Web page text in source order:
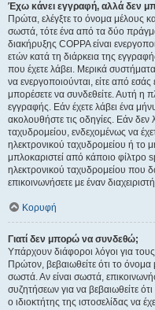
Έχω κάνει εγγραφή, αλλά δεν
Πρώτα, ελέγξτε το όνομα μέλους
σωστά, τότε ένα από τα δύο
διακήρυξης COPPA είναι
ετών κατά τη διάρκεια της
που έχετε λάβει. Μερικά
να ενεργοποιούνται, είτε από εσάς
μπορέσετε να συνδεθείτε. Αυτή η
εγγραφής. Εάν έχετε λάβει ένα
ακολουθήστε τις οδηγίες. Εάν δεν
ταχυδρομείου, ενδεχομένως να
ηλεκτρονικού ταχυδρομείου ή το
μπλοκαριστεί από κάποιο φίλτρο
ηλεκτρονικού ταχυδρομείου που
επικοινωνήσετε με έναν
Κορυφή
Γιατί δεν μπορώ να συνδεθώ;
Υπάρχουν διάφοροι λόγοι για
Πρώτον, βεβαιωθείτε ότι το
σωστά. Αν είναι σωστά,
συζητήσεων για να βεβαιωθείτε
ο ιδιοκτήτης της ιστοσελίδας να